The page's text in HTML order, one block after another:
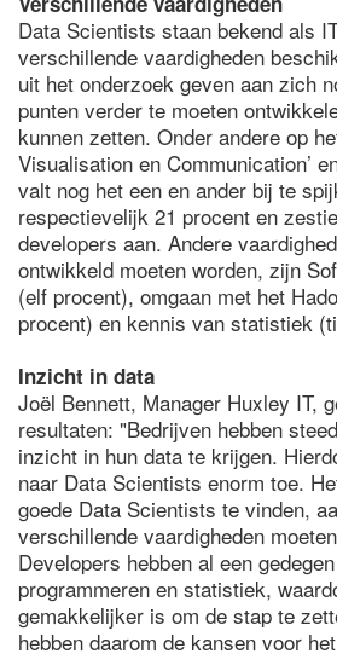
Data Scientists staan bekend als
verschillende vaardigheden
uit het onderzoek geven aan zich
punten verder te moeten
kunnen zetten. Onder andere op
Visualisation en Communication’
valt nog het een en ander bij te
respectievelijk 21 procent en
developers aan. Andere
ontwikkeld moeten worden, zijn
(elf procent), omgaan met het
procent) en kennis van statistiek
Inzicht in data
Joël Bennett, Manager Huxley IT,
resultaten: "Bedrijven hebben
inzicht in hun data te krijgen.
naar Data Scientists enorm toe.
goede Data Scientists te vinden,
verschillende vaardigheden
Developers hebben al een
programmeren en statistiek,
gemakkelijker is om de stap te
hebben daarom de kansen voor